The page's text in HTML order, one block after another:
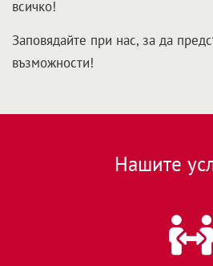
всичко!
Заповядайте при нас, за да
възможности!
Нашите